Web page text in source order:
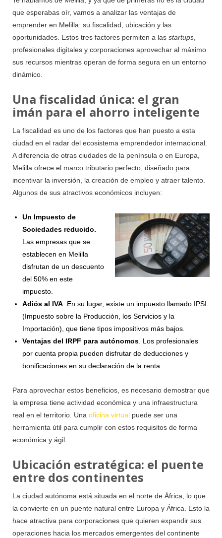
que esperabas oír, vamos a analizar las ventajas de
emprender en Melilla: su fiscalidad, ubicación y las
oportunidades. Estos tres factores permiten a las startups,
profesionales digitales y corporaciones aprovechar al máximo
sus recursos mientras operan de forma segura en un entorno
dinámico.
Una fiscalidad única: el gran
imán para el ahorro inteligente
La fiscalidad es uno de los factores que han puesto a esta
ciudad en el radar del ecosistema emprendedor internacional.
A diferencia de otras ciudades de la península o en Europa,
Melilla ofrece el marco tributario perfecto, diseñado para
incentivar la inversión, la creación de empleo y atraer talento.
Algunos de sus atractivos económicos incluyen:
Un Impuesto de
Sociedades reducido.
Las empresas que se
establecen en Melilla
disfrutan de un descuento
del 50% en este
impuesto.
Adiós al IVA. En su lugar, existe un impuesto llamado IPSI
(Impuesto sobre la Producción, los Servicios y la
Importación), que tiene tipos impositivos más bajos.
Ventajas del IRPF para autónomos. Los profesionales
por cuenta propia pueden disfrutar de deducciones y
bonificaciones en su declaración de la renta.
Para aprovechar estos beneficios, es necesario demostrar que
la empresa tiene actividad económica y una infraestructura
real en el territorio. Una oficina virtual puede ser una
herramienta útil para cumplir con estos requisitos de forma
económica y ágil.
Ubicación estratégica: el puente
entre dos continentes
La ciudad autónoma está situada en el norte de África, lo que
la convierte en un puente natural entre Europa y África. Esto la
hace atractiva para corporaciones que quieren expandir sus
operaciones hacia los mercados emergentes del continente